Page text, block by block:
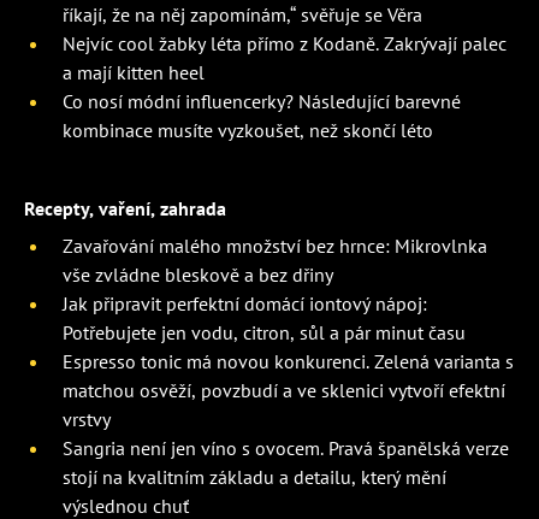
říkají, že na něj zapomínám,“ svěřuje se Věra
Nejvíc cool žabky léta přímo z Kodaně. Zakrývají palec
a mají kitten heel
Co nosí módní influencerky? Následující barevné
kombinace musíte vyzkoušet, než skončí léto
Recepty, vaření, zahrada
Zavařování malého množství bez hrnce: Mikrovlnka
vše zvládne bleskově a bez dřiny
Jak připravit perfektní domácí iontový nápoj:
Potřebujete jen vodu, citron, sůl a pár minut času
Espresso tonic má novou konkurenci. Zelená varianta s
matchou osvěží, povzbudí a ve sklenici vytvoří efektní
vrstvy
Sangria není jen víno s ovocem. Pravá španělská verze
stojí na kvalitním základu a detailu, který mění
výslednou chuť